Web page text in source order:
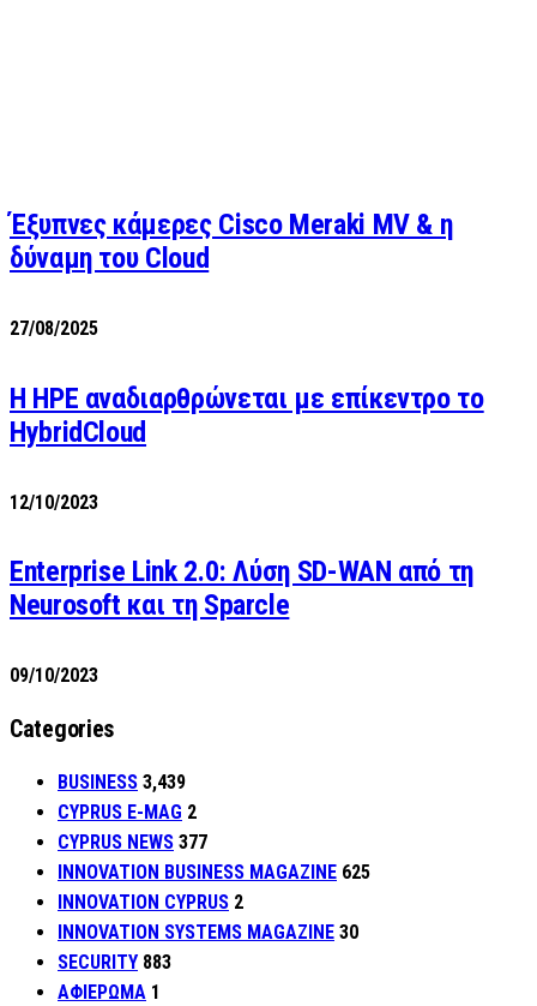
Έξυπνες κάμερες Cisco Meraki MV & η
δύναμη του Cloud
27/08/2025
H HPE αναδιαρθρώνεται με επίκεντρο το
HybridCloud
12/10/2023
Enterprise Link 2.0: Λύση SD-WAN από τη
Neurosoft και τη Sparcle
09/10/2023
Categories
BUSINESS 3,439
CYPRUS E-MAG 2
CYPRUS NEWS 377
INNOVATION BUSINESS MAGAZINE 625
INNOVATION CYPRUS 2
INNOVATION SYSTEMS MAGAZINE 30
SECURITY 883
ΑΦΙΕΡΩΜΑ 1